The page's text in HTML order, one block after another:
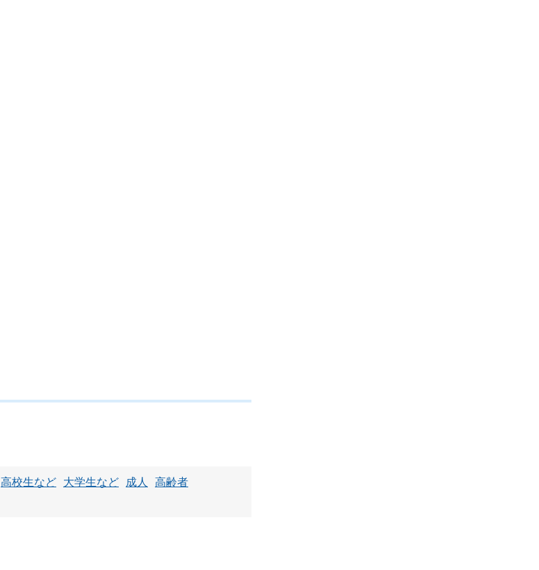
高校生など 大学生など 成人
高齢者